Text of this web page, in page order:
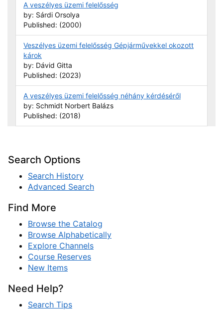
A veszélyes üzemi felelősség
by: Sárdi Orsolya
Published: (2000)
Veszélyes üzemi felelősség Gépjárművekkel okozott
károk
by: Dávid Gitta
Published: (2023)
A veszélyes üzemi felelősség néhány kérdéséről
by: Schmidt Norbert Balázs
Published: (2018)
Search Options
Search History
Advanced Search
Find More
Browse the Catalog
Browse Alphabetically
Explore Channels
Course Reserves
New Items
Need Help?
Search Tips